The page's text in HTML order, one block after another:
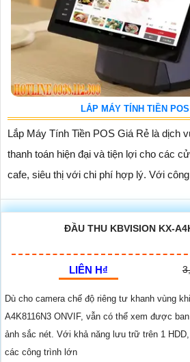
LẮP MÁY TÍNH TIỀN
Lắp Máy Tính Tiền POS Giá Rẻ là dịch
thanh toán hiện đại và tiện lợi cho các
cafe, siêu thị với chi phí hợp lý. Với
ĐẦU THU KBVISION KX-
LIÊN H₫
Dù cho camera chế độ riêng tư khanh vùng
A4K8116N3 ONVIF, vẫn có thể xem được
ảnh sắc nét. Với khả năng lưu trữ trên 1
các công trình lớn